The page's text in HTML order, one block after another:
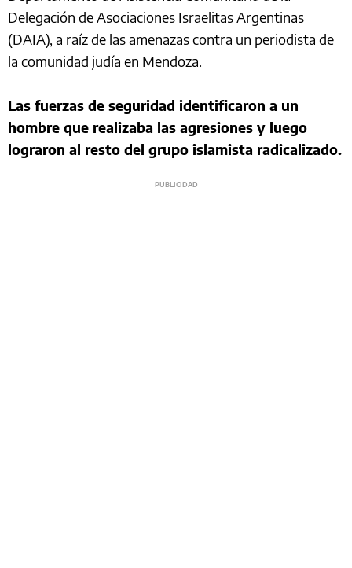
Delegación de Asociaciones Israelitas Argentinas
(DAIA), a raíz de las amenazas contra un periodista de
la comunidad judía en Mendoza.
Las fuerzas de seguridad identificaron a un
hombre que realizaba las agresiones y luego
lograron al resto del grupo islamista radicalizado.